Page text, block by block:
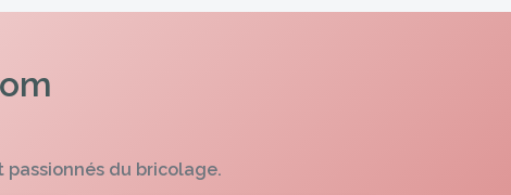
passionnés du bricolage.